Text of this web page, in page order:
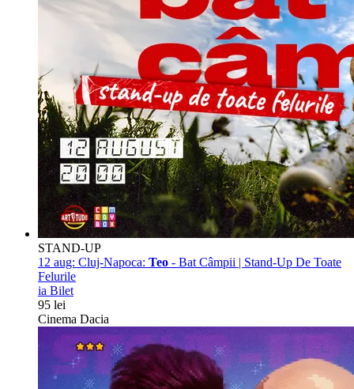
STAND-UP
12 aug: Cluj-Napoca: Teo - Bat Câmpii | Stand-Up De Toate
Felurile
ia Bilet
95 lei
Cinema Dacia